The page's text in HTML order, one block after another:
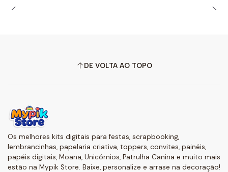
DE VOLTA AO TOPO
Os melhores kits digitais para festas, scrapbooking,
lembrancinhas, papelaria criativa, toppers, convites, painéis,
papéis digitais, Moana, Unicórnios, Patrulha Canina e muito mais
estão na Mypik Store. Baixe, personalize e arrase na decoração!